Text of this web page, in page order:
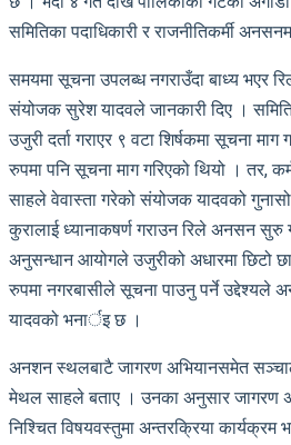
समितिका पदाधिकारी र राजनीतिकर्मी
समयमा सूचना उपलब्ध नगराउँदा बाध्य भएर
संयोजक सुरेश यादवले जानकारी दिए ।
उजुरी दर्ता गराएर ९ वटा शिर्षकमा सूचना
रुपमा पनि सूचना माग गरिएको थियो । तर,
साहले वेवास्ता गरेको संयोजक यादवको
कुरालाई ध्यानाकषर्ण गराउन रिले अनसन सुरु
अनुसन्धान आयोगले उजुरीको अधारमा छिटो
रुपमा नगरबासीले सूचना पाउनु पर्ने
यादवको भनार्इ छ ।
अनशन स्थलबाटै जागरण अभियानसमेत
मेथल साहले बताए । उनका अनुसार जागरण
निश्चित विषयवस्तुमा अन्तरक्रिया